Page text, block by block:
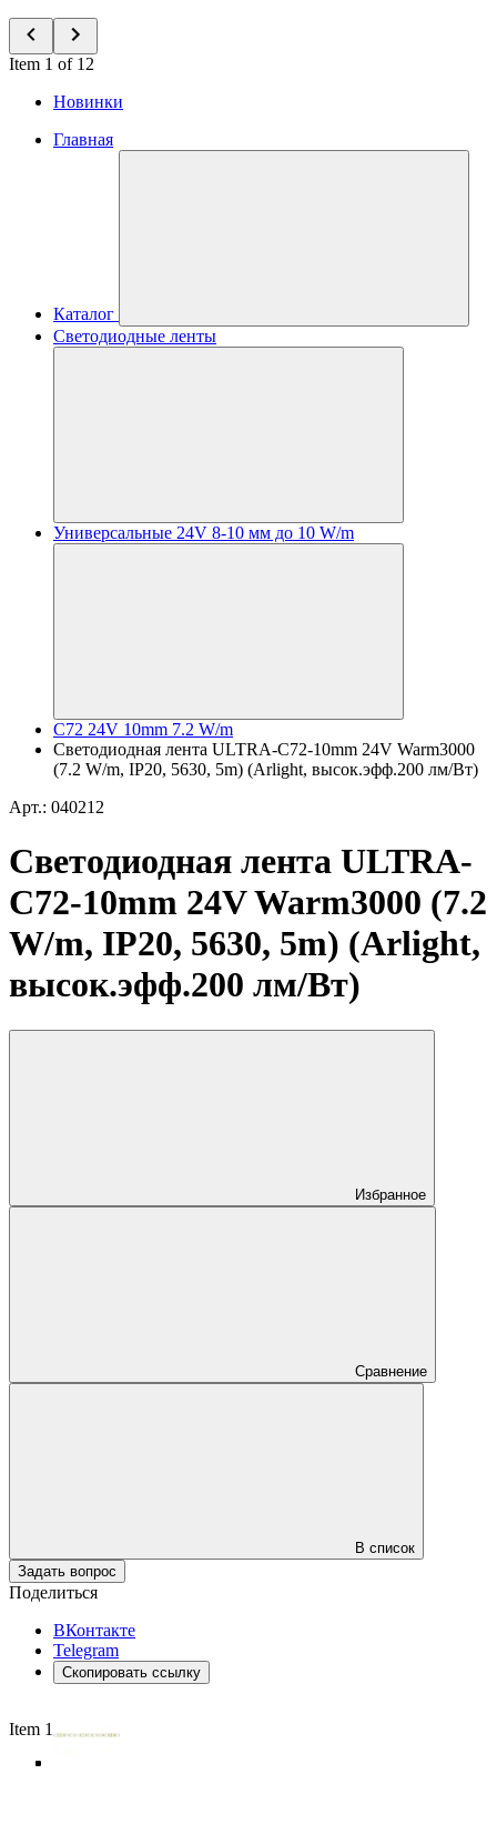
Item 1 of 12
Новинки
Главная
Каталог
Светодиодные ленты
Универсальные 24V 8-10 мм до 10 W/m
C72 24V 10mm 7.2 W/m
Светодиодная лента ULTRA-C72-10mm 24V Warm3000
(7.2 W/m, IP20, 5630, 5m) (Arlight, высок.эфф.200 лм/Вт)
Арт.: 040212
Светодиодная лента ULTRA-
C72-10mm 24V Warm3000 (7.2
W/m, IP20, 5630, 5m) (Arlight,
высок.эфф.200 лм/Вт)
Избранное
Сравнение
В список
Задать вопрос
Поделиться
ВКонтакте
Telegram
Скопировать ссылку
Item 1 of 5